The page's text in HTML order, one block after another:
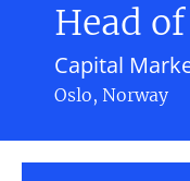
Head
Capital
Oslo, Norway